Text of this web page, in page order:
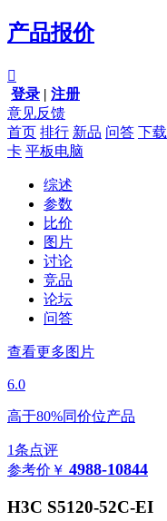
产品报价

登录 | 注册
意见反馈
首页 排行 新品 问答 下载
卡 平板电脑
综述
参数
比价
图片
讨论
竞品
论坛
问答
查看更多图片
6.0
高于80%同价位产品
1条点评
参考价 ￥ 4988-10844
H3C S5120-52C-EI